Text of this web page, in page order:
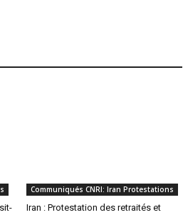
Communiqués CNRI: Iran Protestations
Iran : Protestation des retraités et